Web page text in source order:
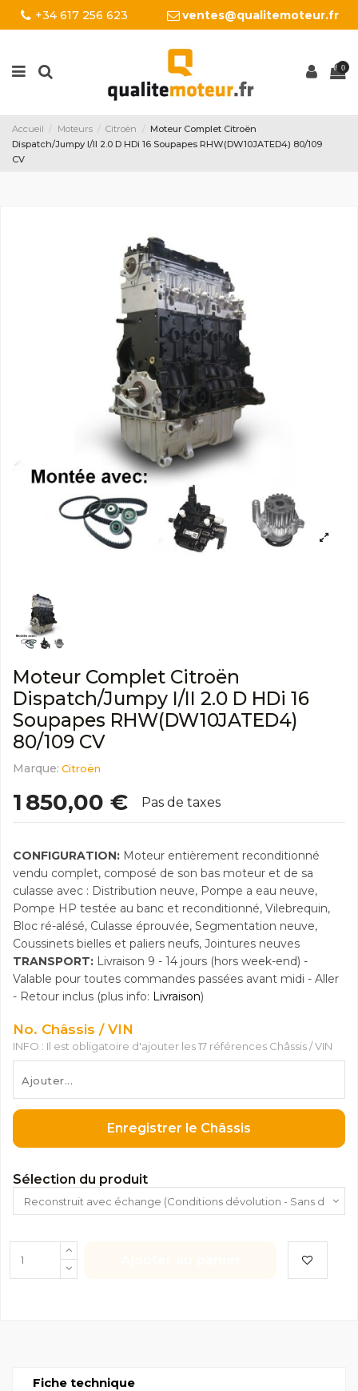
+34 617 256 623 ventes@qualitemoteur.fr
0
Accueil Moteurs Citroën
Moteur Complet Citroën
Dispatch/Jumpy I/II 2.0 D HDi 16 Soupapes RHW(DW10JATED4) 80/109
CV
Moteur Complet Citroën
Dispatch/Jumpy I/II 2.0 D HDi 16
Soupapes RHW(DW10JATED4)
80/109 CV
Marque: Citroën
1 850,00 € Pas de taxes
CONFIGURATION: Moteur entièrement reconditionné
vendu complet, composé de son bas moteur et de sa
culasse avec : Distribution neuve, Pompe a eau neuve,
Pompe HP testée au banc et reconditionné, Vilebrequin,
Bloc ré-alésé, Culasse éprouvée, Segmentation neuve,
Coussinets bielles et paliers neufs, Jointures neuves
TRANSPORT: Livraison 9 - 14 jours (hors week-end) -
Valable pour toutes commandes passées avant midi - Aller
- Retour inclus (plus info: Livraison)
No. Châssis / VIN
INFO : Il est obligatoire d'ajouter les 17 références Châssis / VIN
Enregistrer le Châssis
Sélection du produit
Fiche technique